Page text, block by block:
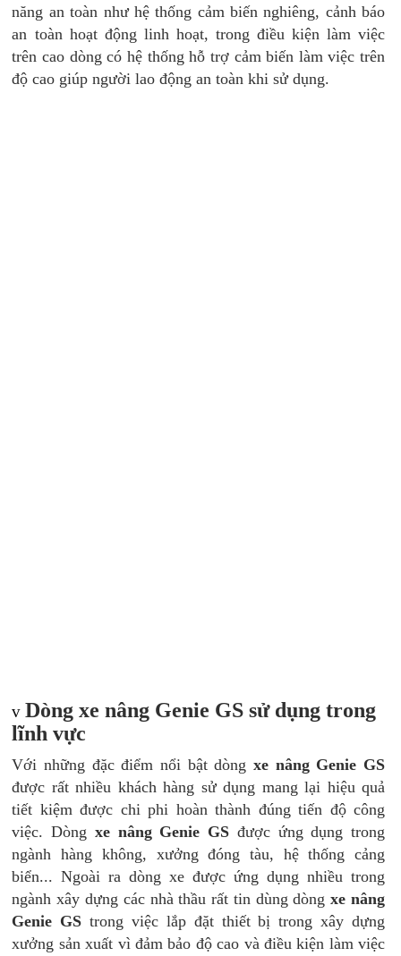
năng an toàn như hệ thống cảm biến nghiêng, cảnh báo
an toàn hoạt động linh hoạt, trong điều kiện làm việc
trên cao dòng có hệ thống hỗ trợ cảm biến làm việc trên
độ cao giúp người lao động an toàn khi sử dụng.
vDòng xe nâng Genie GS sử dụng trong
lĩnh vực
Với những đặc điểm nổi bật dòngxe nâng Genie GS
được rất nhiều khách hàng sử dụng mang lại hiệu quả
tiết kiệm được chi phi hoàn thành đúng tiến độ công
việc. Dòng xe nâng Genie GS được ứng dụng trong
ngành hàng không, xưởng đóng tàu, hệ thống cảng
biển... Ngoài ra dòng xe được ứng dụng nhiều trong
ngành xây dựng các nhà thầu rất tin dùng dòngxe nâng
Genie GS trong việc lắp đặt thiết bị trong xây dựng
xưởng sản xuất vì đảm bảo độ cao và điều kiện làm việc